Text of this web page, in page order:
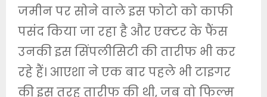
जमीन पर सोने वाले इस फोटो को काफी
पसंद किया जा रहा है और एक्टर के फैंस
उनकी इस सिंपलीसिटी की तारीफ भी कर
रहे हैं। आएशा ने एक बार पहले भी टाइगर
की इस तरह तारीफ की थी, जब वो फिल्म